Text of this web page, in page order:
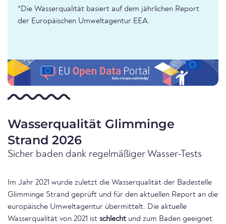
*Die Wasserqualität basiert auf dem jährlichen Report
der Europäischen Umweltagentur EEA.
Wasserqualität Glimminge
Strand 2026
Sicher baden dank regelmäßiger Wasser-Tests
Im Jahr 2021 wurde zuletzt die Wasserqualität der Badestelle
Glimminge Strand geprüft und für den aktuellen Report an die
europäische Umweltagentur übermittelt. Die aktuelle
Wasserqualität von 2021 ist schlecht und zum Baden geeignet.